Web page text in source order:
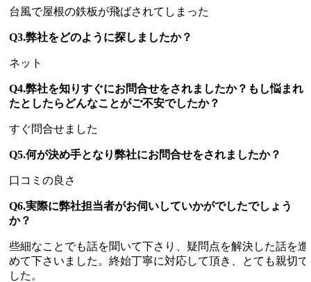
台風で屋根の鉄板が飛ばされてしまった
Q3.弊社をどのように探しましたか？
ネット
Q4.弊社を知りすぐにお問合せをされましたか？もし悩まれ
たとしたらどんなことがご不安でしたか？
すぐ問合せました
Q5.何が決め手となり弊社にお問合せをされましたか？
口コミの良さ
Q6.実際に弊社担当者がお伺いしていかがでしたでしょう
か？
些細なことでも話を聞いて下さり、疑問点を解決した話を進
めて下さいました。終始丁寧に対応して頂き、とても親切で
した。